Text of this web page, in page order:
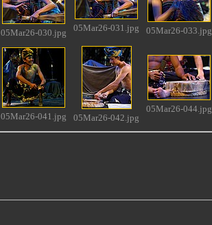
05Mar26-030.jpg
05Mar26-031.jpg 05Mar26-033.jpg
05Mar26-041.jpg 05Mar26-042.jpg
05Mar26-044.jpg